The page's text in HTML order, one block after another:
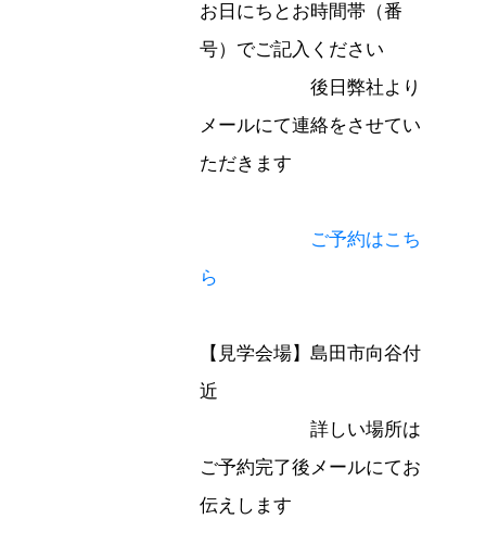
お日にちとお時間帯（番
号）でご記入ください
後日弊社より
メールにて連絡をさせてい
ただきます
ご予約はこち
ら
【見学会場】島田市向谷付
近
詳しい場所は
ご予約完了後メールにてお
伝えします